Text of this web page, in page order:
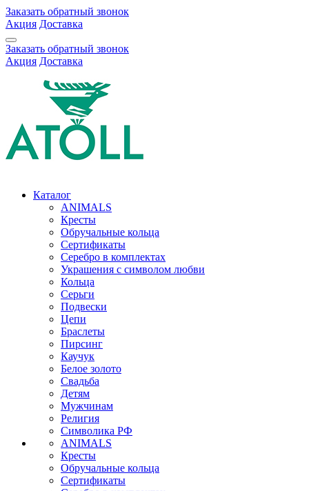
Заказать обратный звонок
Акция Доставка
Заказать обратный звонок
Акция Доставка
Каталог
ANIMALS
Кресты
Обручальные кольца
Сертификаты
Серебро в комплектах
Украшения с символом любви
Кольца
Серьги
Подвески
Цепи
Браслеты
Пирсинг
Каучук
Белое золото
Свадьба
Детям
Мужчинам
Религия
Символика РФ
ANIMALS
Кресты
Обручальные кольца
Сертификаты